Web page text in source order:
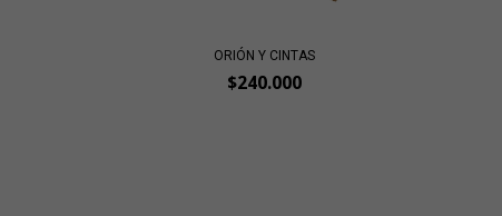
ORIÓN Y CINTAS
$240.000